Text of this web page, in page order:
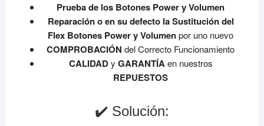
Prueba de los Botones Power y Volumen
Reparación o en su defecto la Sustitución del
Flex Botones Power y Volumenpor uno nuevo
COMPROBACIÓNdel Correcto Funcionamiento
CALIDADy GARANTÍAen nuestros
REPUESTOS
✔️ Solución: